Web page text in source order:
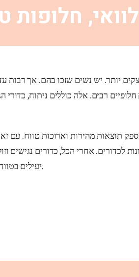
חלופות
יותר. יש נשים שזכו בהם. אך רבות
תוצאות מהירות וארוכות טווח. עם
לכדורים. אחרי הכל, כדורים נגישים
יעילים בטווח הארוך, עם מעט או ללא תופעות לוואי.